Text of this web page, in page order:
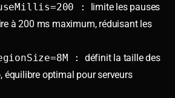
:
limite les pauses
à 200 ms maximum, réduisant les
:
définit la taille des
équilibre optimal pour serveurs